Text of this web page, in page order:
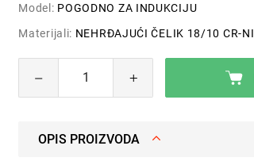
Model: POGODNO ZA INDUKCIJU
Materijali: NEHRĐAJUĆI ČELIK 18/10 CR-NI
OPIS PROIZVODA